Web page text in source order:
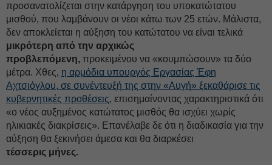
προσανατολίζεται στην κατάργηση του υποκατώτατου
μισθού, που λαμβάνουν οι νέοι κάτω των 25 ετών. Μάλιστα,
δεν αποκλείεται η αύξηση του κατώτατου να είναι τελικά
μικρότερη από την αρχικώς
προβλεπόμενη, προκειμένου να «κουμπώσουν» τα δύο
μέτρα. Χθες, η αρμόδια υπουργός Εργασίας Έφη
Αχτσιόγλου, σε συνέντευξή της στην «Αυγή» ξεκαθάρισε τις
κυβερνητικές προθέσεις, επισημαίνοντας χαρακτηριστικά ότι
«ο νέος αυξημένος κατώτατος μισθός θα ισχύει χωρίς
ηλικιακές διακρίσεις». Επανέλαβε δε ότι η διαδικασία για την
αύξηση θα ξεκινήσει άμεσα και θα διαρκέσει
τέσσερις μήνες.